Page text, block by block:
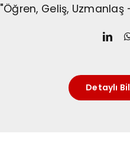
"Öğren, Geliş,
Detaylı